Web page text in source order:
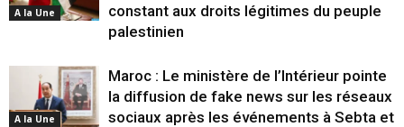
A la Une
constant aux droits légitimes du peuple
palestinien
A la Une
Maroc : Le ministère de l’Intérieur pointe
la diffusion de fake news sur les réseaux
sociaux après les événements à Sebta et